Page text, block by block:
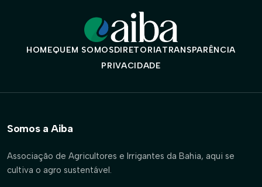
HOMEQUEM SOMOSDIRETORIATRANSPARÊNCIA
PRIVACIDADE
Somos a Aiba
Associação de Agricultores e Irrigantes da Bahia, aqui se
cultiva o agro sustentável.